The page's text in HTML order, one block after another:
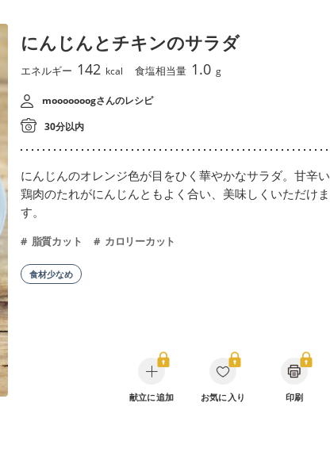
にんじんとチキンのサラダ
エネルギー 142 kcal 食塩相当量 1.0 g
mooooooogさんのレシピ
30分以内
にんじんのオレンジ色が目をひく華やかなサラダ。甘辛い
鶏肉のたれがにんじんともよく合い、美味しくいただけま
す。
脂質カット カロリーカット
食材少なめ
献立に追加 お気に入り 印刷